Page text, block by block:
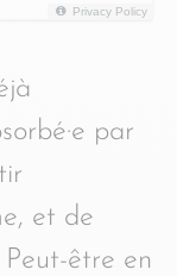
Privacy Policy
par
et de
être en